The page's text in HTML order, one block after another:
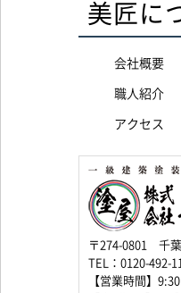
美匠に
会社概要
職人紹介
アクセス
〒274-0801 千
TEL：0120-492-
【営業時間】